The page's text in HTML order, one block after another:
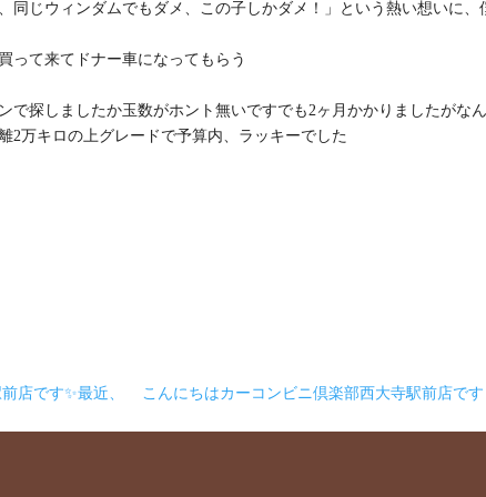
同じウィンダムでもダメ、この子しかダメ！」という熱い想いに、
って来てドナー車になってもらう
で探しましたか玉数がホント無いですでも2ヶ月かかりましたがな
2万キロの上グレードで予算内、ラッキーでした
店です✨最近、 こんにちはカーコンビニ倶楽部西大寺駅前店です